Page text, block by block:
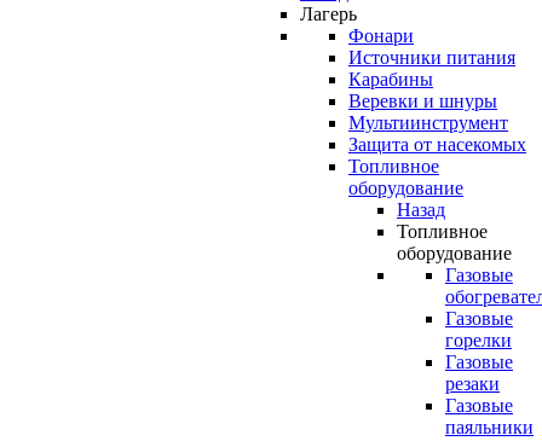
Лагерь
Фонари
Источники питания
Карабины
Веревки и шнуры
Мультиинструмент
Защита от насекомых
Топливное
оборудование
Назад
Топливное
оборудование
Газовые
Газовые
горелки
Газовые
резаки
Газовые
паяльники